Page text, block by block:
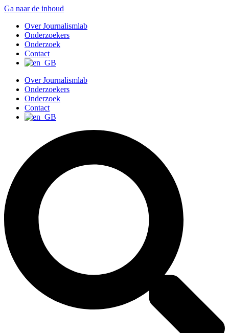
Ga naar de inhoud
Over Journalismlab
Onderzoekers
Onderzoek
Contact
Over Journalismlab
Onderzoekers
Onderzoek
Contact